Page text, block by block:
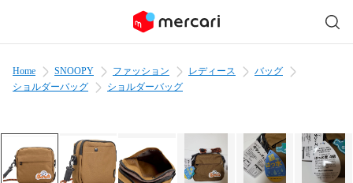
Home SNOOPY ファッション レディース
バッグ
ショルダーバッグ
ショルダーバッグ